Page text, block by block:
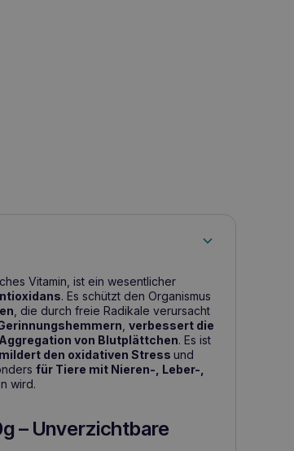
Vitamin, ist ein wesentlicher
. Es schützt den Organismus
, die durch freie Radikale verursacht
verbessert die
von Blutplättchen. Es ist
mildert den oxidativen Stress und
für Tiere mit Nieren-, Leber-,
wird.
– Unverzichtbare